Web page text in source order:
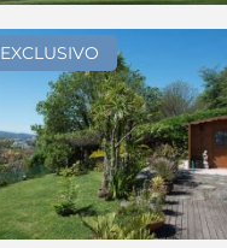
EXCLUSIVO